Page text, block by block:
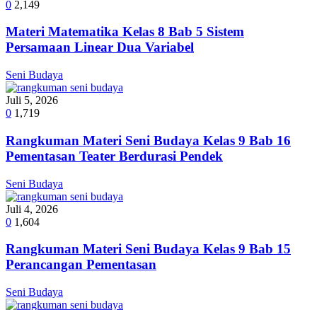
0 2,149
Materi Matematika Kelas 8 Bab 5 Sistem
Persamaan Linear Dua Variabel
Seni Budaya
Juli 5, 2026
0 1,719
Rangkuman Materi Seni Budaya Kelas 9 Bab 16
Pementasan Teater Berdurasi Pendek
Seni Budaya
Juli 4, 2026
0 1,604
Rangkuman Materi Seni Budaya Kelas 9 Bab 15
Perancangan Pementasan
Seni Budaya